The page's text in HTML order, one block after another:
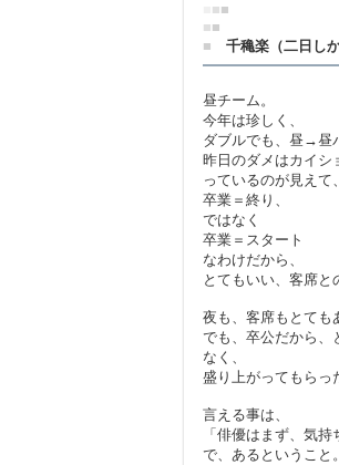
■■
■■
■
千穐楽（二日し
昼チーム。
今年は珍しく、
ダブルでも、昼→昼
昨日のダメはカイシ
っているのが見え
卒業＝終り、
ではなく
卒業＝スタート
なわけだから、
とてもいい、客席
夜も、客席もとても
でも、卒公だから、
なく、
盛り上がってもらっ
言える事は、
「俳優はまず、気持
で、あるということ